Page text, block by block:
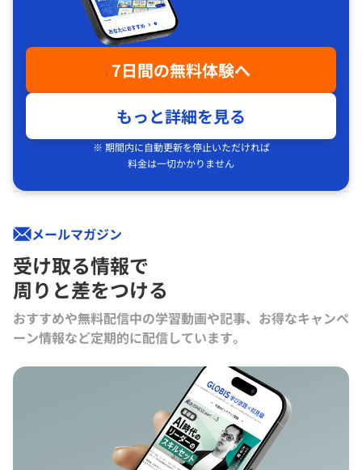
7日間の無料体験へ
もっと詳細を見る
※ 期間内に自動更新を停止いただければ
料金は一切かかりません
メールマガジン
受け取る情報で
周りと差をつける
おすすめや無料配信中の学習動画や記事、お得なキャンペ
ーン情報など定期的に配信しています。